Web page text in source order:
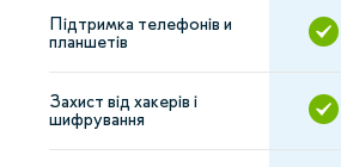
Підтримка телефонів и
планшетів
Захист від хакерів і
шифрування